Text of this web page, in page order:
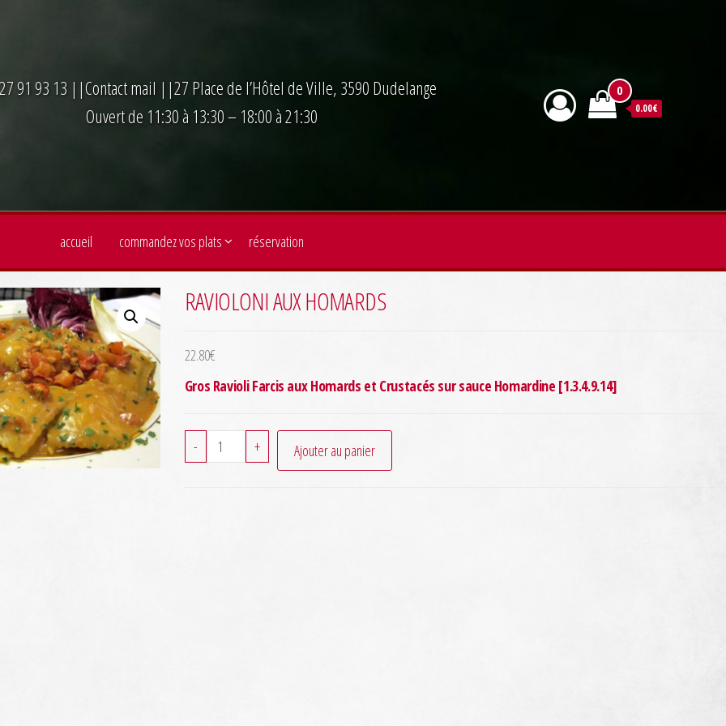
91 93 13 ||Contact mail ||27 Place de l’Hôtel de Ville, 3590 Dudelange
Ouvert de 11:30 à 13:30 – 18:00 à 21:30
0
0.00€
accueil commandez vos plats réservation
RAVIOLONI AUX HOMARDS
22.80€
Gros Ravioli Farcis aux Homards et Crustacés sur sauce Homardine [1.3.4.9.14]
-
quantité
de
+ Ajouter au panier